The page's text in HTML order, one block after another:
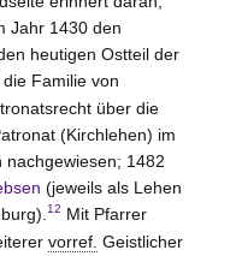
Jahr 1430 den
heutigen Ostteil der
Familie von
über die
(Kirchlehen) im
nachgewiesen; 1482
(jeweils als Lehen
12 Mit Pfarrer
vorref. Geistlicher